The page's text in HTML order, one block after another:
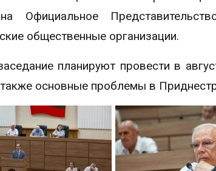
Официальное
общественные организации.
планируют провести в
основные проблемы в